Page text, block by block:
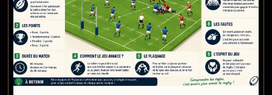
R
O